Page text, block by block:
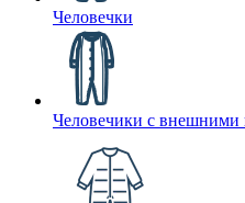
Человечки
Человечики с